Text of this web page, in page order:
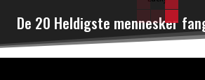
De 20 Heldigste mennesker